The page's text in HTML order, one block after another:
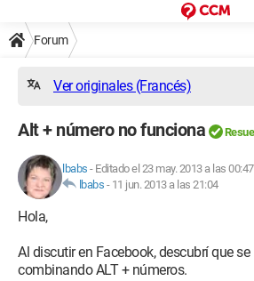
Forum
Ver originales (Francés)
Alt + número no funciona
lbabs - Editado el 23 may. 2013 a las 00:47
lbabs - 11 jun. 2013 a las 21:04
Hola,
Al discutir en Facebook, descubrí que
combinando ALT + números.